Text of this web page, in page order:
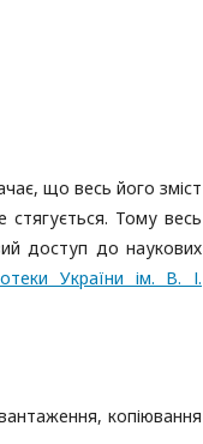
що весь його зміст
стягується. Тому весь
доступ до наукових
України ім. В. І.
копіювання